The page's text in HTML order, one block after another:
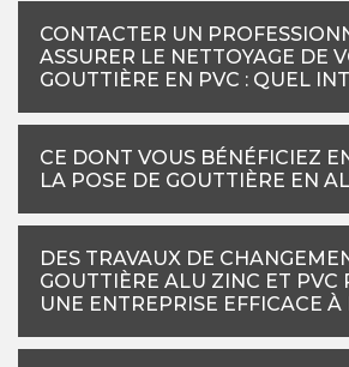
CONTACTER UN
ASSURER LE NETTOYAGE DE
GOUTTIÈRE EN PVC : QUEL
CE DONT VOUS BÉNÉFICIEZ
LA POSE DE GOUTTIÈRE EN
DES TRAVAUX DE
GOUTTIÈRE ALU ZINC ET PVC
UNE ENTREPRISE EFFICACE